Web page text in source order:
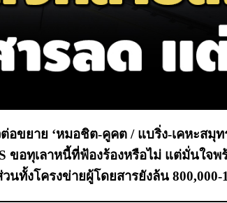
อขยาย ‘หมอชิต-คูคต / แบริ่ง-เคหะสมุ
ขอทุเลาหนี้ที่ฟ้องร้องหรือไม่ แต่มั่นใจ
วนทั้งโครงข่ายผู้โดยสารยังล้น